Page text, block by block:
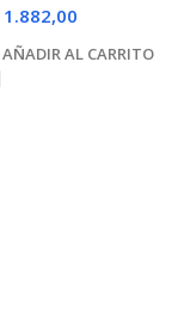
1.882,00
AÑADIR AL CARRITO